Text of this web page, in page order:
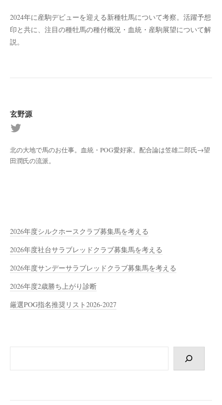
2024年に産駒デビューを迎える新種牡馬について考察。活躍予想
印と共に、注目の種牡馬の種付概況・血統・産駒展望について解
説。
玄野源
北の大地で馬のお仕事。血統・POG愛好家。配合論は笠雄二郎氏→望
田潤氏の流派。
2026年度シルクホースクラブ募集馬を考える
2026年度社台サラブレッドクラブ募集馬を考える
2026年度サンデーサラブレッドクラブ募集馬を考える
2026年度2歳勝ち上がり診断
厳選POG指名推奨リスト2026-2027